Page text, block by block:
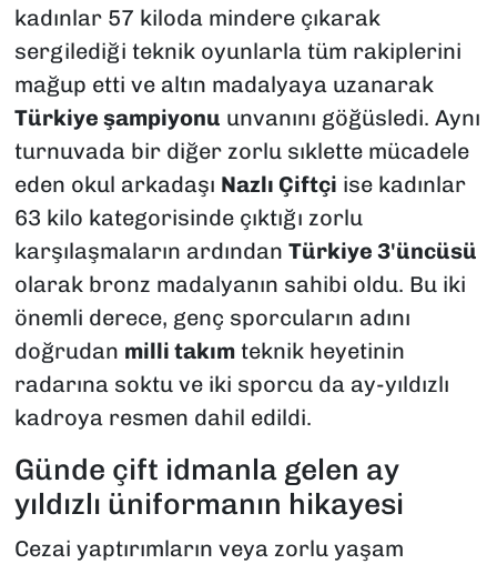
kadınlar 57 kiloda mindere çıkarak
sergilediği teknik oyunlarla tüm rakiplerini
mağup etti ve altın madalyaya uzanarak
Türkiye şampiyonu unvanını göğüsledi. Aynı
turnuvada bir diğer zorlu sıklette mücadele
eden okul arkadaşı Nazlı Çiftçi ise kadınlar
63 kilo kategorisinde çıktığı zorlu
karşılaşmaların ardından Türkiye 3'üncüsü
olarak bronz madalyanın sahibi oldu. Bu iki
önemli derece, genç sporcuların adını
doğrudan milli takımteknik heyetinin
radarına soktu ve iki sporcu da ay-yıldızlı
kadroya resmen dahil edildi.
Günde çift idmanla gelen ay
yıldızlı üniformanın hikayesi
Cezai yaptırımların veya zorlu yaşam